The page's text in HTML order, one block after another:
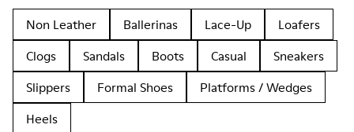
Non Leather Ballerinas Lace-Up
Loafers
Clogs
Sandals Boots Casual
Sneakers
Slippers
Formal Shoes
Platforms / Wedges
Heels